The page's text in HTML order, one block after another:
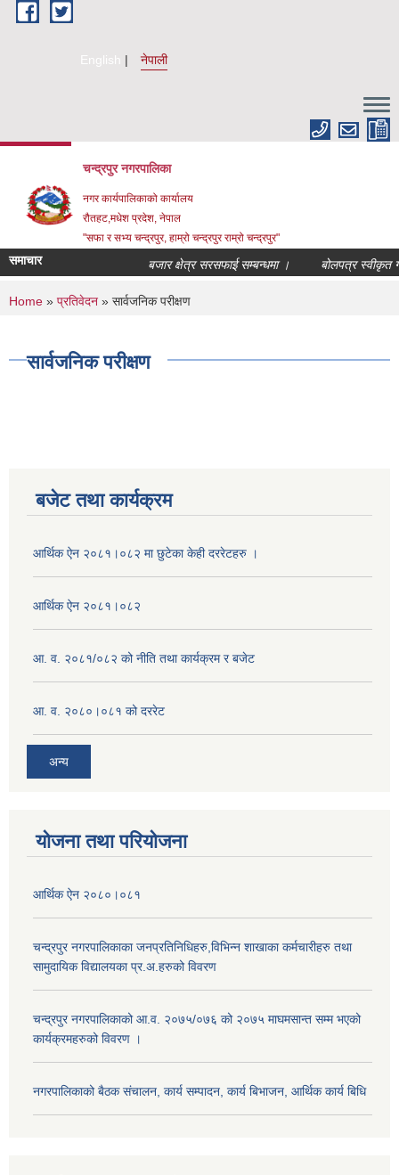
Skip to main content
English नेपाली
चन्द्रपुर नगरपालिका
नगर कार्यपालिकाको कार्यालय
रौतहट,मधेश प्रदेश, नेपाल
"सफा र सभ्य चन्द्रपुर, हाम्रो चन्द्रपुर राम्रो चन्द्रपुर"
समाचार बजार क्षेत्र सरसफाई सम्बन्धमा । बोलपत्र स्वीकृत
You are here
Home » प्रतिवेदन » सार्वजनिक परीक्षण
सार्वजनिक परीक्षण
बजेट तथा कार्यक्रम
आर्थिक ऐन २०८१।०८२ मा छुटेका केही दररेटहरु ।
आर्थिक ऐन २०८१।०८२
आ. व. २०८१/०८२ को नीति तथा कार्यक्रम र बजेट
आ. व. २०८०।०८१ को दररेट
अन्य
योजना तथा परियोजना
आर्थिक ऐन २०८०।०८१
चन्द्रपुर नगरपालिकाका जनप्रतिनिधिहरु,विभिन्न शाखाका कर्मचारीहरु तथा
सामुदायिक विद्यालयका प्र.अ.हरुको विवरण
चन्द्रपुर नगरपालिकाको आ.व. २०७५/०७६ को २०७५ माघमसान्त सम्म भएको
कार्यक्रमहरुको विवरण ।
नगरपालिकाको बैठक संचालन, कार्य सम्पादन, कार्य बिभाजन, आर्थिक कार्य बिधि